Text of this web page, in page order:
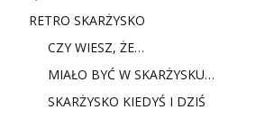
RETRO SKARŻYSKO
CZY WIESZ, ŻE…
MIAŁO BYĆ W SKARŻYSKU…
SKARŻYSKO KIEDYŚ I DZIŚ